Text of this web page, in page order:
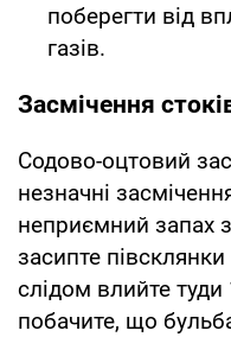
поберегти від
газів.
Засмічення
Содово-оцтовий
незначні
неприємний запах
засипте
слідом влийте
побачите, що